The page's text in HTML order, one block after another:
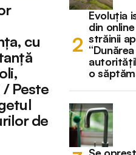
cu
/ Peste
de
Evoluția
din
străinii
o